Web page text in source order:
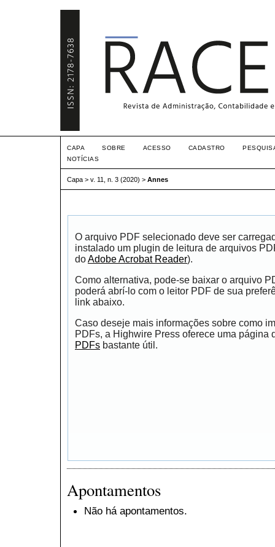
CAPA SOBRE ACESSO CADASTRO
NOTÍCIAS
Capa > v. 11, n. 3 (2020) > Annes
O arquivo PDF selecionado deve ser
instalado um plugin de leitura de arquivos
doAdobe Acrobat Reader).
Como alternativa, pode-se baixar o arquivo
poderá abrí-lo com o leitor PDF de sua
link abaixo.
Caso deseje mais informações sobre como
PDFs, a Highwire Press oferece uma página
PDFs bastante útil.
Apontamentos
Não há apontamentos.